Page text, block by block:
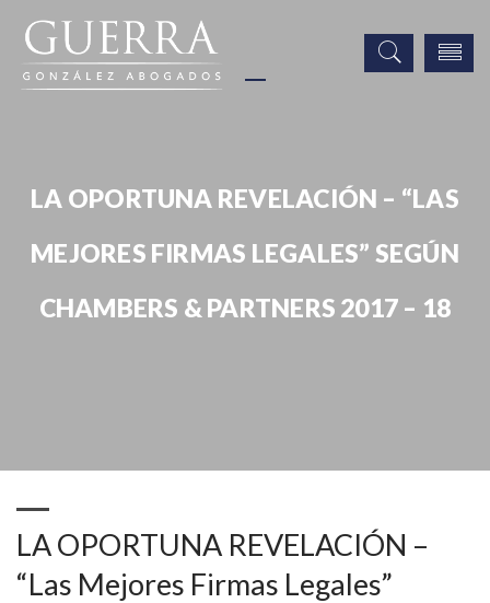
LA OPORTUNA REVELACIÓN – “LAS
MEJORES FIRMAS LEGALES” SEGÚN
CHAMBERS & PARTNERS 2017 – 18
LA OPORTUNA REVELACIÓN –
“Las Mejores Firmas Legales”